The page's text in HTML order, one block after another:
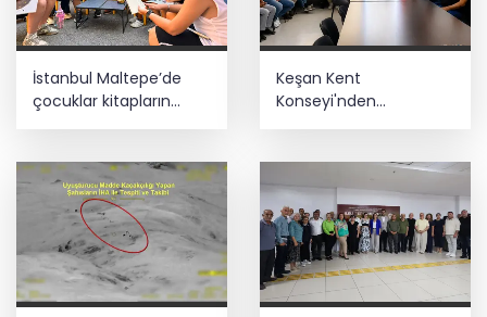
İstanbul Maltepe’de
çocuklar kitapların
Keşan Kent
Konseyi'nden